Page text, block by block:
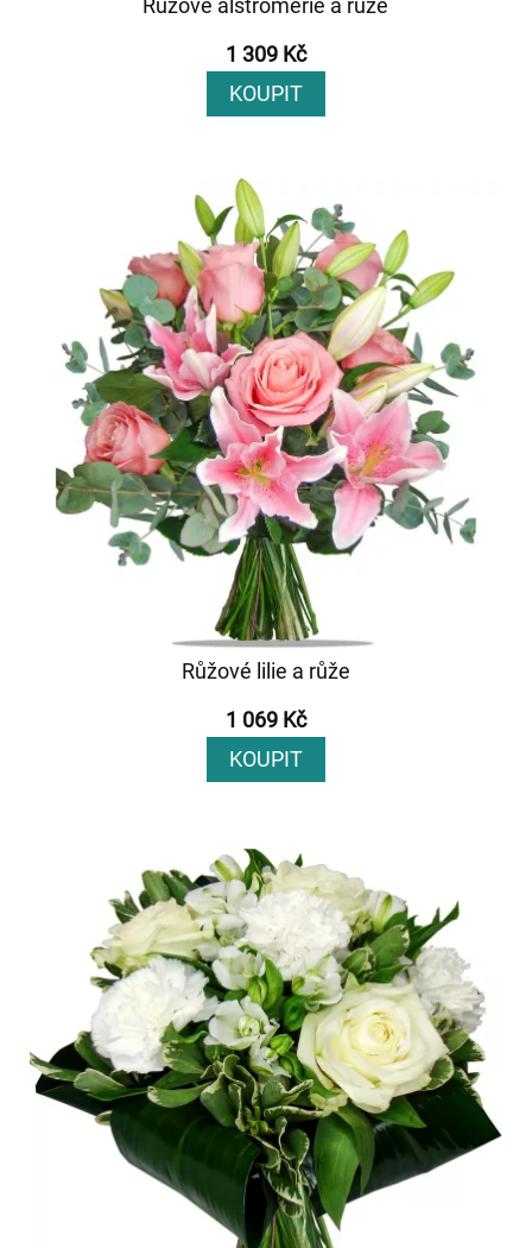
Růžové alstromérie a růže
1 309 Kč
KOUPIT
Růžové lilie a růže
1 069 Kč
KOUPIT